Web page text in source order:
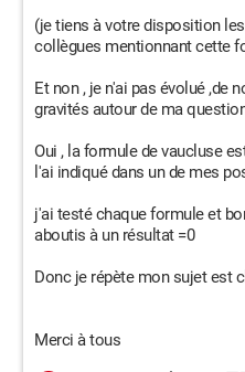
(je tiens à votre disposition
collègues mentionnant cette
Et non , je n'ai pas évolué ,de
gravités autour de ma
Oui , la formule de vaucluse
l'ai indiqué dans un de mes
j'ai testé chaque formule et
aboutis à un résultat =0
Donc je répète mon sujet est
Merci à tous